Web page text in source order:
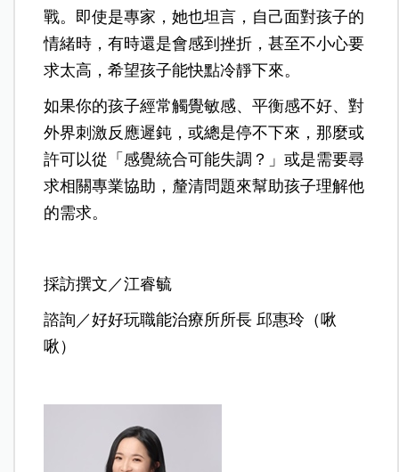
戰。即使是專家，她也坦言，自己面對孩子的
情緒時，有時還是會感到挫折，甚至不小心要
求太高，希望孩子能快點冷靜下來。
如果你的孩子經常觸覺敏感、平衡感不好、對
外界刺激反應遲鈍，或總是停不下來，那麼或
許可以從「感覺統合可能失調？」或是需要尋
求相關專業協助，釐清問題來幫助孩子理解他
的需求。
採訪撰文／江睿毓
諮詢／好好玩職能治療所所長 邱惠玲（啾
啾）